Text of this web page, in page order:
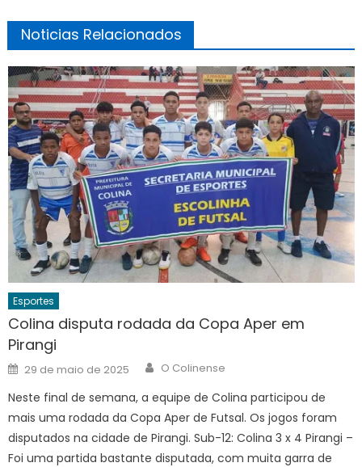
Noticias Relacionados
Esportes
Colina disputa rodada da Copa Aper em
Pirangi
Posted
on
29 de maio de 2025 Author
O Colinense
Neste final de semana, a equipe de Colina participou de
mais uma rodada da Copa Aper de Futsal. Os jogos foram
disputados na cidade de Pirangi. Sub-12: Colina 3 x 4 Pirangi –
Foi uma partida bastante disputada, com muita garra de